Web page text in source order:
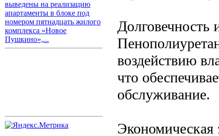
выведены на реализацию
апартаменты в блоке под
номером пятнадцать жилого
комплекса «Новое
Пушкино»,...
Долговечность
воздействию
что
обслуживание.